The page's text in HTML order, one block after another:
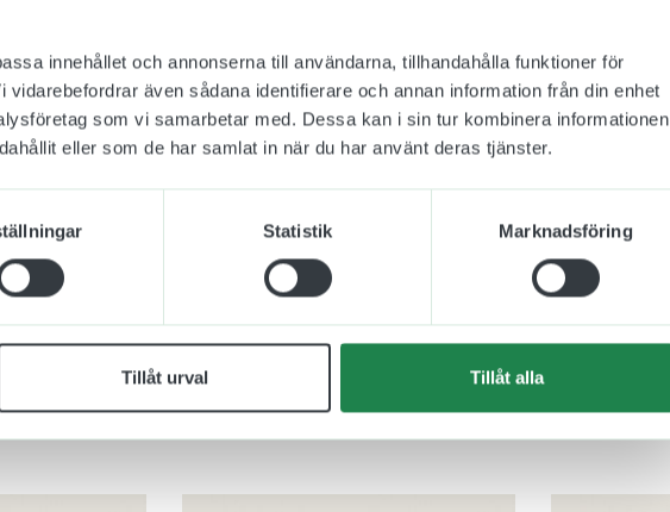
innehållet och annonserna till användarna, tillhandahålla funktioner för
även sådana identifierare och annan information från din enhet
som vi samarbetar med. Dessa kan i sin tur kombinera informationen
eller som de har samlat in när du har använt deras tjänster.
Statistik Marknadsföring
Tillåt urval Tillåt alla
och inklusive en skrapa att använda vid applicering